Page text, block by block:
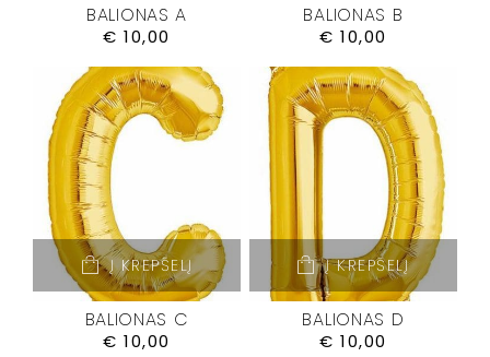
BALIONAS A
€ 10,00
BALIONAS B
€ 10,00
Į KREPŠELĮ
BALIONAS C
€ 10,00
Į KREPŠELĮ
BALIONAS D
€ 10,00